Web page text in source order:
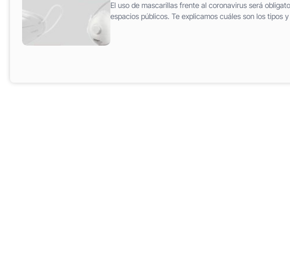
El uso de mascarillas frente al coronavirus será
espacios públicos. Te explicamos cuáles son los tipos